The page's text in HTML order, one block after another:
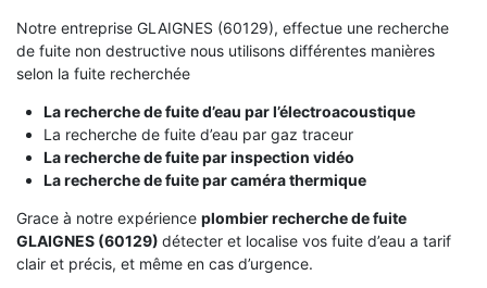
Notre entreprise GLAIGNES (60129), effectue une recherche
de fuite non destructive nous utilisons différentes manières
selon la fuite recherchée
La recherche de fuite d’eau par l’électroacoustique
La recherche de fuite d’eau par gaz traceur
La recherche de fuite par inspection vidéo
La recherche de fuite par caméra thermique
Grace à notre expérience plombier recherche de fuite
GLAIGNES (60129) détecter et localise vos fuite d’eau a tarif
clair et précis, et même en cas d’urgence.